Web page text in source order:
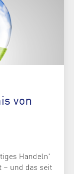
von
Handeln'
und das seit